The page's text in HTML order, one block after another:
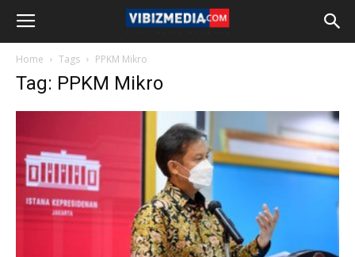
Home Tags PPKM Mikro
Tag: PPKM Mikro